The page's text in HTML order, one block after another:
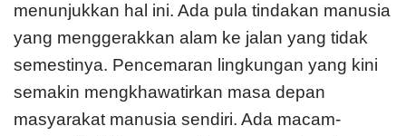
menunjukkan hal ini. Ada pula tindakan manusia
yang menggerakkan alam ke jalan yang tidak
semestinya. Pencemaran lingkungan yang kini
semakin mengkhawatirkan masa depan
masyarakat manusia sendiri. Ada macam-